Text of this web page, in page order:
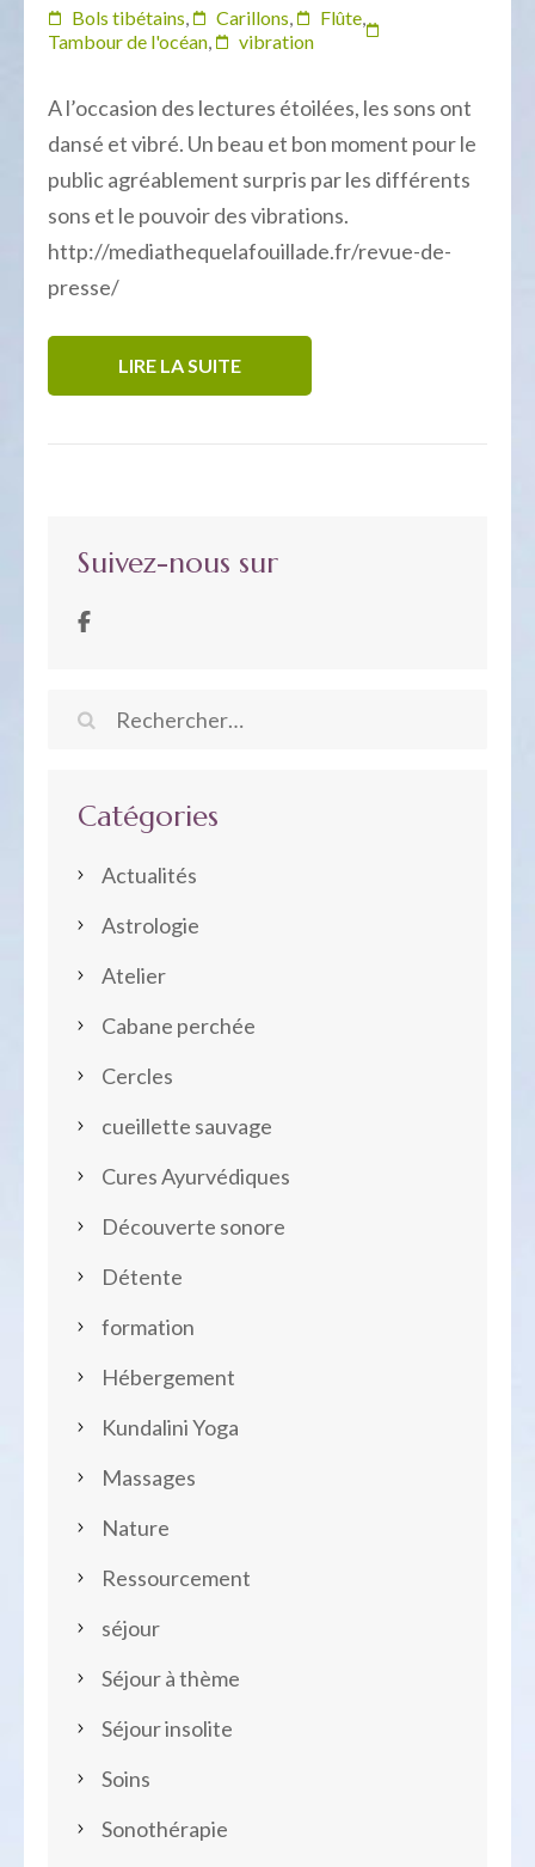
Bols tibétains, Carillons, Flûte,
Tambour de l'océan, vibration
A l’occasion des lectures étoilées, les sons ont
dansé et vibré. Un beau et bon moment pour le
public agréablement surpris par les différents
sons et le pouvoir des vibrations.
http://mediathequelafouillade.fr/revue-de-
presse/
LIRE LA SUITE
Suivez-nous sur
Rechercher :
Catégories
Actualités
Astrologie
Atelier
Cabane perchée
Cercles
cueillette sauvage
Cures Ayurvédiques
Découverte sonore
Détente
formation
Hébergement
Kundalini Yoga
Massages
Nature
Ressourcement
séjour
Séjour à thème
Séjour insolite
Soins
Sonothérapie